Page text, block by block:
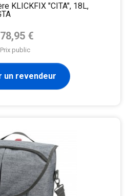
KLICKFIX "CITA", 18L,
Prix de base
78,95 €
Prix public
un revendeur